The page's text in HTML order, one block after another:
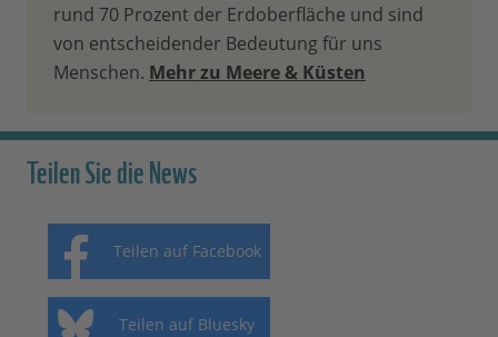
rund 70 Prozent der Erdoberfläche und sind
von entscheidender Bedeutung für uns
Menschen. Mehr zu Meere & Küsten
Teilen Sie die News
Teilen auf Facebook
Teilen auf Bluesky